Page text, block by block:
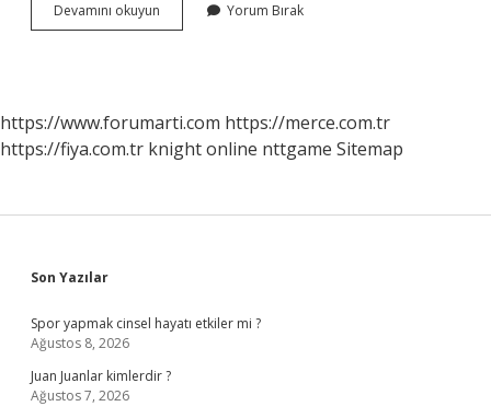
Devamını okuyun
Okulda
Yorum Bırak
https://www.forumarti.com https://merce.com.tr
https://fiya.com.tr knight online nttgame Sitemap
Sidebar
Son Yazılar
Spor yapmak cinsel hayatı etkiler mi ?
Ağustos 8, 2026
Juan Juanlar kimlerdir ?
Ağustos 7, 2026